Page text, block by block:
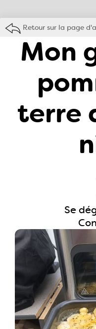
Retour sur la page
Mon
terre
Se